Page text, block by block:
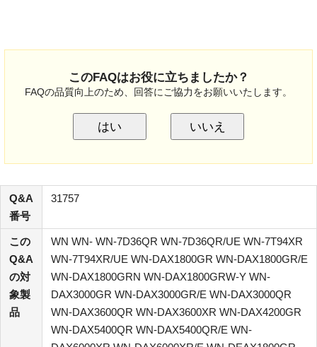
このFAQはお役に立ちましたか？
FAQの品質向上のため、回答にご協力をお願いいたします。
はい いいえ
Q&A
番号
31757
この
Q&A
の対
象製
品
WN WN- WN-7D36QR WN-7D36QR/UE WN-7T94XR
WN-7T94XR/UE WN-DAX1800GR WN-DAX1800GR/E
WN-DAX1800GRN WN-DAX1800GRW-Y WN-
DAX3000GR WN-DAX3000GR/E WN-DAX3000QR
WN-DAX3600QR WN-DAX3600XR WN-DAX4200GR
WN-DAX5400QR WN-DAX5400QR/E WN-